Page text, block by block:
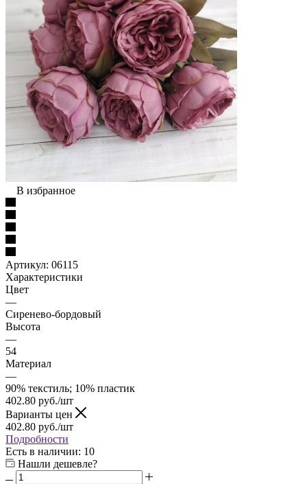
В избранное
Артикул: 06115
Характеристики
Цвет
—
Сиренево-бордовый
Высота
—
54
Материал
—
90% текстиль; 10% пластик
402.80 руб./шт
Варианты цен
402.80 руб./шт
Подробности
Есть в наличии: 10
Нашли дешевле?